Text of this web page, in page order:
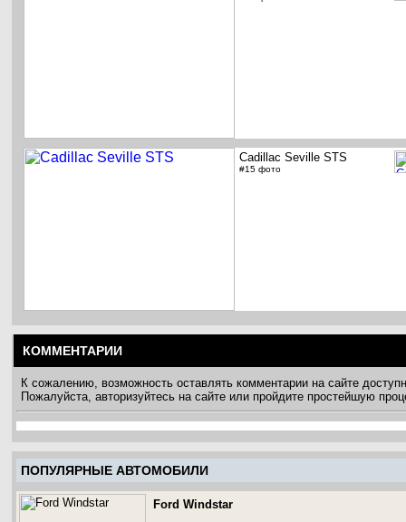
Cadillac Seville STS
#15 фото
КОММЕНТАРИИ
К сожалению, возможность оставлять комментарии на сайте
Пожалуйста, авторизуйтесь на сайте или пройдите простейшую
ПОПУЛЯРНЫЕ АВТОМОБИЛИ
Ford Windstar